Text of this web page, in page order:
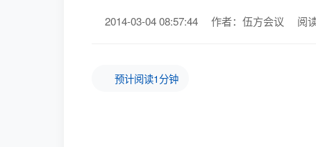
2014-03-04 08:57:44 作者：伍方会议 阅
预计阅读1分钟